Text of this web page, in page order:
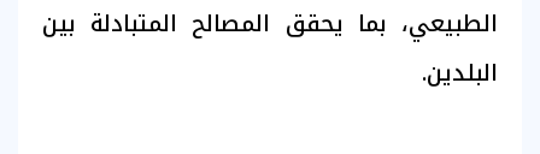
الطبيعي، بما يحقق المصالح المتبادلة بين
البلدين.